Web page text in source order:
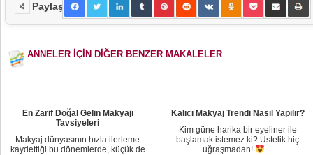
Paylaş
ANNELER İÇİN DİĞER BENZER MAKALELER
En Zarif Doğal Gelin Makyajı
Tavsiyeleri
Makyaj dünyasının hızla ilerleme
kaydettiği bu dönemlerde, küçük de
Kalıcı Makyaj Trendi Nasıl Yapılır?
Kim güne harika bir eyeliner ile
başlamak istemez ki? Üstelik hiç
uğraşmadan!
...